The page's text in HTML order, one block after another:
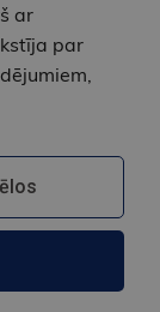
ar
par